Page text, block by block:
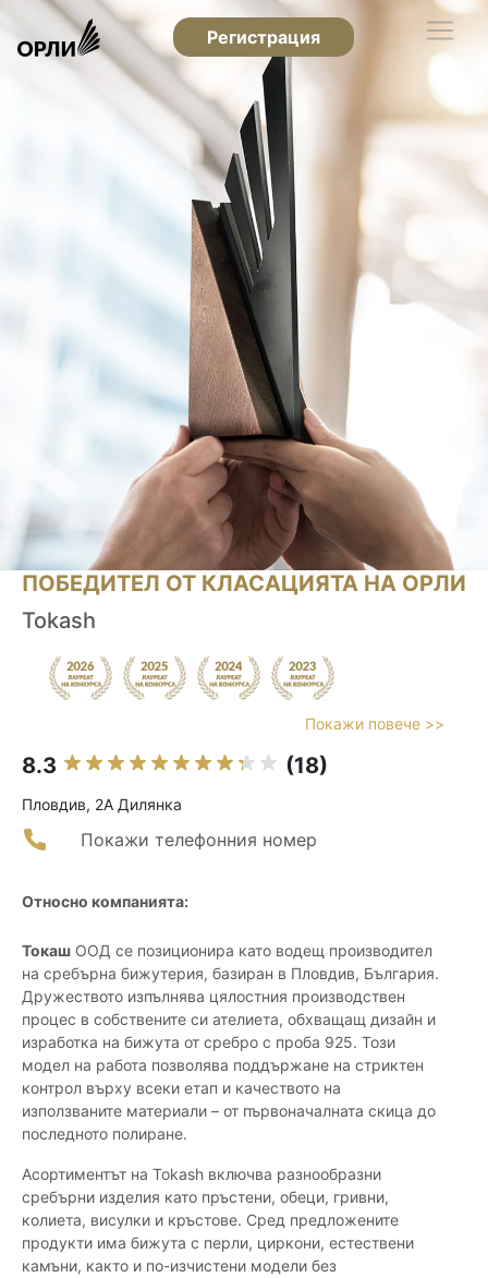
Регистрация
ПОБЕДИТЕЛ ОТ КЛАСАЦИЯТА НА ОРЛИ
Tokash
Покажи повече >>
8.3 (18)
Пловдив, 2А Дилянка
Покажи телефонния номер
Относно компанията:
Токаш ООД се позиционира като водещ производител
на сребърна бижутерия, базиран в Пловдив, България.
Дружеството изпълнява цялостния производствен
процес в собствените си ателиета, обхващащ дизайн и
изработка на бижута от сребро с проба 925. Този
модел на работа позволява поддържане на стриктен
контрол върху всеки етап и качеството на
използваните материали – от първоначалната скица до
последното полиране.
Асортиментът на Tokash включва разнообразни
сребърни изделия като пръстени, обеци, гривни,
колиета, висулки и кръстове. Сред предложените
продукти има бижута с перли, циркони, естествени
камъни, както и по-изчистени модели без